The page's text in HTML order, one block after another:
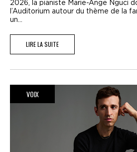
2026, la pianiste Marie-Ange Nguci
l’Auditorium autour du thème de la
un...
LIRE LA SUITE
VOIX